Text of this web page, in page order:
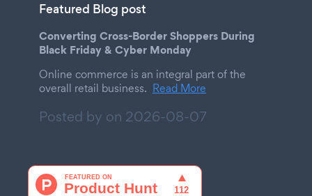
Featured Blog post
Converting Cross-Border Shoppers During
Black Friday & Cyber Monday
Online commerce is an integral part of the
overall retail business. Read More
Posted by on 2026-08-07